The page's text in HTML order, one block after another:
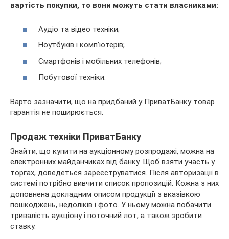
вартість покупки, то вони можуть стати власниками:
Аудіо та відео техніки;
Ноутбуків і комп’ютерів;
Смартфонів і мобільних телефонів;
Побутової техніки.
Варто зазначити, що на придбаний у ПриватБанку товар
гарантія не поширюється.
Продаж техніки ПриватБанку
Знайти, що купити на аукціонному розпродажі, можна на
електронних майданчиках від банку. Щоб взяти участь у
торгах, доведеться зареєструватися. Після авторизації в
системі потрібно вивчити список пропозицій. Кожна з них
доповнена докладним описом продукції з вказівкою
пошкоджень, недоліків і фото. У ньому можна побачити
тривалість аукціону і поточний лот, а також зробити
ставку.